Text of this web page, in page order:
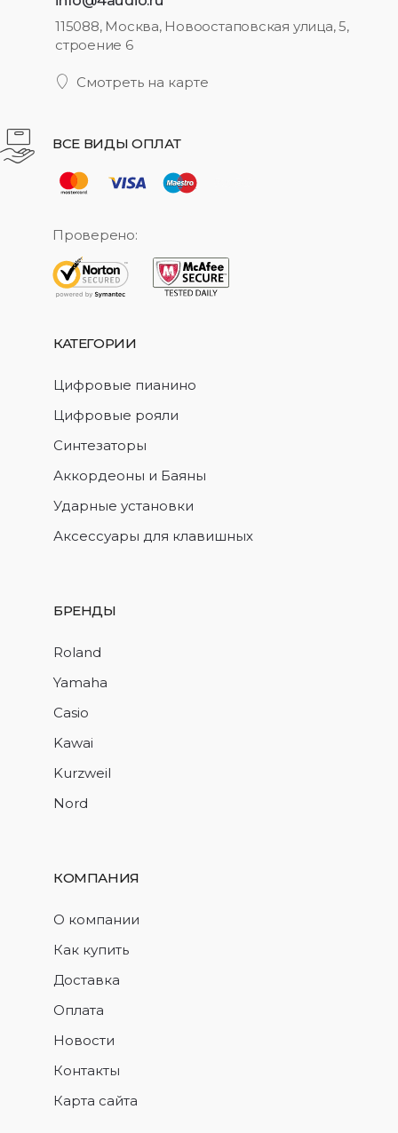
115088, Москва, Новоостаповская улица, 5,
строение 6
Смотреть на карте
ВСЕ ВИДЫ ОПЛАТ
Проверено:
КАТЕГОРИИ
Цифровые пианино
Цифровые рояли
Синтезаторы
Аккордеоны и Баяны
Ударные установки
Аксессуары для клавишных
БРЕНДЫ
Roland
Yamaha
Casio
Kawai
Kurzweil
Nord
КОМПАНИЯ
О компании
Как купить
Доставка
Оплата
Новости
Контакты
Карта сайта